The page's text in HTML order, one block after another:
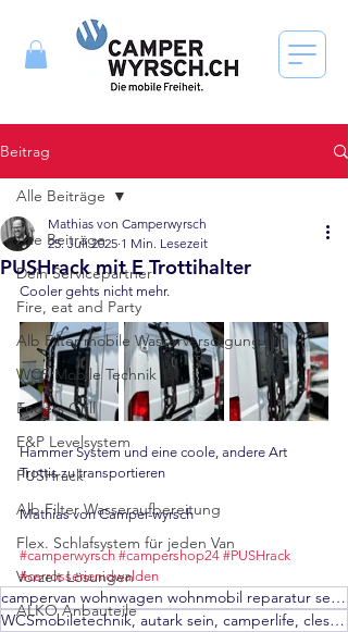
Beitrag
Alle Beiträge
Dein Servicepartner
Fire, eat and Party
Alb Filter mobile Wasserversorgung
WCS Mobile Technik
Enders Grill
E&P Levelsystem
PUSHrack
Alb Filter Wasseraufbereitung
Flex. Schlafsystem für jeden Van
Vorzelt Lösungen
ALKO Anbauteile
Alle Beiträge
PUSHrack mit E Trottihalter
Mathias von Camperwyrsch
25. Juli 2025 1 Min. Lesezeit
Cooler gehts nicht mehr.
Hammer System und eine coole, andere Art
Trottis zu transportieren
Mathias von Camper-wyrsch
#camperwyrsch #campershop24 #PUSHrack
#carrosserienidwalden
campervan wohnwagen wohnmobil reparatur servicepartner autark hammerschlag
WCSmobiletechnik, autark sein, camperlife, clesana, thule, dometic, movera, frankana freiko, e&p,